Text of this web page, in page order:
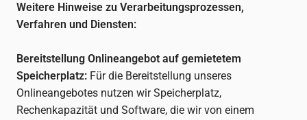
Weitere Hinweise zu Verarbeitungsprozessen,
Verfahren und Diensten:
Bereitstellung Onlineangebot auf gemietetem
Speicherplatz: Für die Bereitstellung unseres
Onlineangebotes nutzen wir Speicherplatz,
Rechenkapazität und Software, die wir von einem